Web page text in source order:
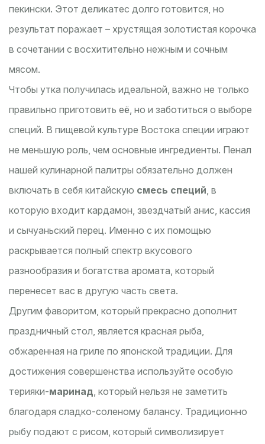
пекински. Этот деликатес долго готовится, но
результат поражает – хрустящая золотистая корочка
в сочетании с восхитительно нежным и сочным
мясом.
Чтобы утка получилась идеальной, важно не только
правильно приготовить её, но и заботиться о выборе
специй. В пищевой культуре Востока специи играют
не меньшую роль, чем основные ингредиенты. Пенал
нашей кулинарной палитры обязательно должен
включать в себя китайскую смесь специй, в
которую входит кардамон, звездчатый анис, кассия
и сычуаньский перец. Именно с их помощью
раскрывается полный спектр вкусового
разнообразия и богатства аромата, который
перенесет вас в другую часть света.
Другим фаворитом, который прекрасно дополнит
праздничный стол, является красная рыба,
обжаренная на гриле по японской традиции. Для
достижения совершенства используйте особую
терияки-маринад, который нельзя не заметить
благодаря сладко-соленому балансу. Традиционно
рыбу подают с рисом, который символизирует